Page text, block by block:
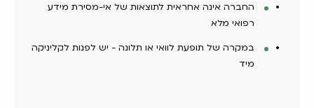
החברה אינה אחראית לתוצאות של אי-מסירת מידע
רפואי מלא
במקרה של תופעת לוואי או תלונה - יש לפנות לקליניקה
מיד